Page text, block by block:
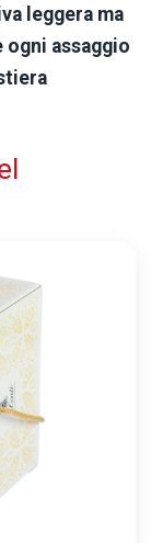
leggera ma
assaggio